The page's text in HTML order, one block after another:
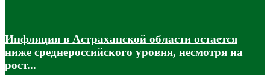
Инфляция в Астраханской области остается
ниже среднероссийского уровня, несмотря на
рост...